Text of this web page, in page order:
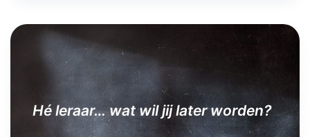
Hé leraar… wat wil jij later worden?